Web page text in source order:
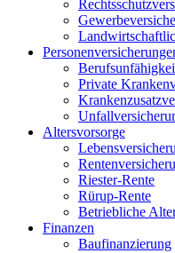
Private
Altersvorsorge
Riester-Rente
Rürup-Rente
Betriebliche
Finanzen
Baufinanzierung